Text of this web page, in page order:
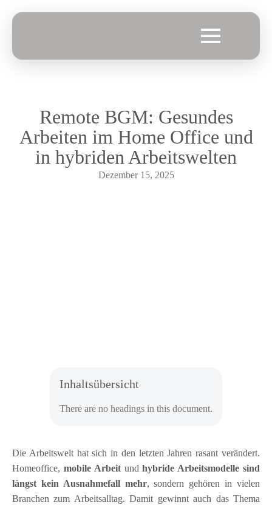
Remote BGM: Gesundes
Arbeiten im Home Office und
in hybriden Arbeitswelten
Dezember 15, 2025
Inhaltsübersicht
There are no headings in this document.
Die Arbeitswelt hat sich in den letzten Jahren rasant verändert.
Homeoffice, mobile Arbeitundhybride Arbeitsmodelle sind
längst kein Ausnahmefall mehr, sondern gehören in vielen
Branchen zum Arbeitsalltag. Damit gewinnt auch das Thema